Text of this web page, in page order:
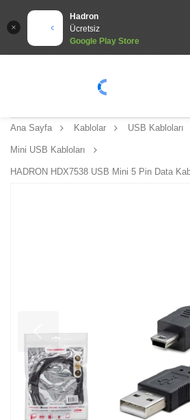
Hadron
Ücretsiz
Google Play Store
Ana Sayfa Kablolar USB Kabloları
Mini USB Kabloları
HADRON HDX7538 USB Mini 5 Pin Data